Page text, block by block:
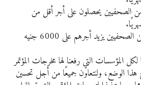
من الصحفيين يحصلون على أجر أقل من
ج‌- 28,2% من الصحفيين يزيد أجرهم على 6000 جنيه
لكل المؤسسات التي رفعنا لها مخرجات المؤتمر
هذا الوضع، ولنتعاون جميعًا من أجل تحسين